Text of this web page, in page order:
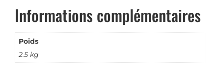
Informations complémentaires
Poids
2.5 kg